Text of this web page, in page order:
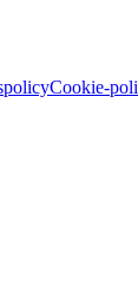
Cookie-